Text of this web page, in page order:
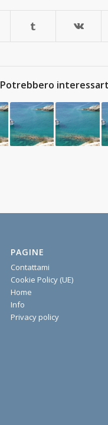
Potrebbero
PAGINE
Contattami
Cookie Policy (UE)
Home
Info
Privacy policy